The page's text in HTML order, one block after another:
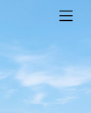
M